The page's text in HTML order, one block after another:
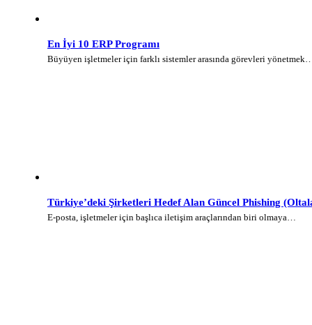
En İyi 10 ERP Programı
Büyüyen işletmeler için farklı sistemler arasında görevleri
Türkiye’deki Şirketleri Hedef Alan Güncel Phishing
E-posta, işletmeler için başlıca iletişim araçlarından biri olmaya…